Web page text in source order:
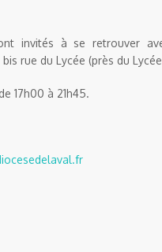
invités à se retrouver
rue du Lycée (près du
17h00 à 21h45.